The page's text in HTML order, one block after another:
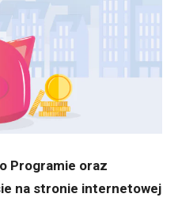
Programie oraz
na stronie internetowej